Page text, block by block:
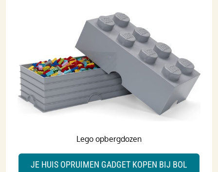
Lego opbergdozen
JE HUIS OPRUIMEN GADGET KOPEN BIJ BOL